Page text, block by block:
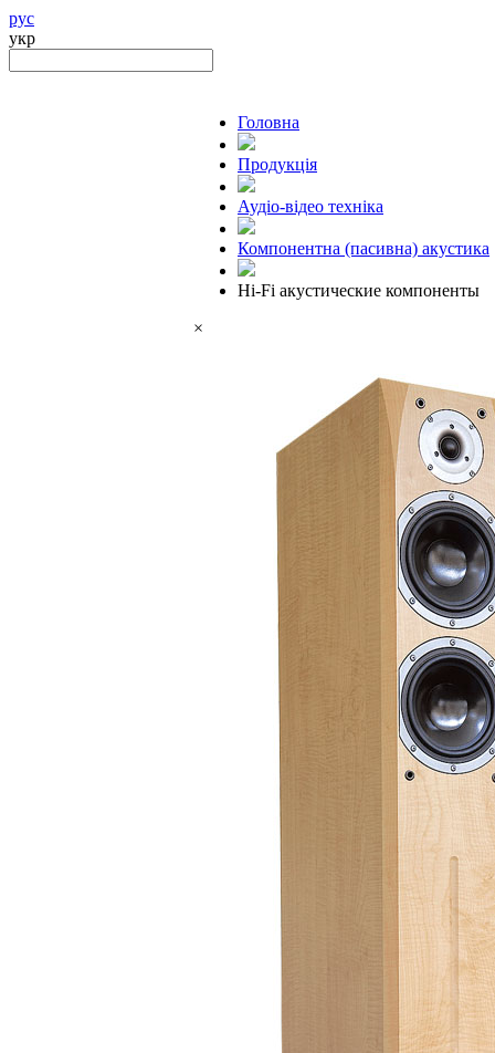
рус
укр
Головна
Продукцiя
Аудіо-відео техніка
Компонентна (пасивна) акустика
Hi-Fi акустические компоненты
×